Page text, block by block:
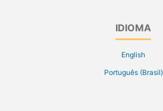
IDIOMA
English
Português (Brasil)